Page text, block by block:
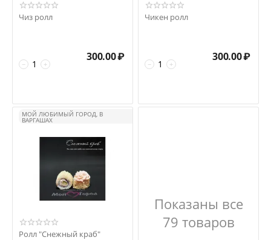
Чиз ролл
+
−
300.00₽
Чикен ролл
+
−
300.00₽
МОЙ ЛЮБИМЫЙ ГОРОД, В
ВАРГАШАХ
Ролл "Снежный краб"
Показаны все
79 товаров